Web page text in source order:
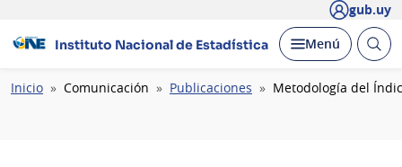
gub.uy
Instituto Nacional de Estadística Desplegar
Menú Abrir
Ruta
Inicio Comunicación Publicaciones Metodología del